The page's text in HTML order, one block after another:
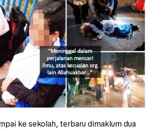
ke sekolah, terbaru dimaklum dua